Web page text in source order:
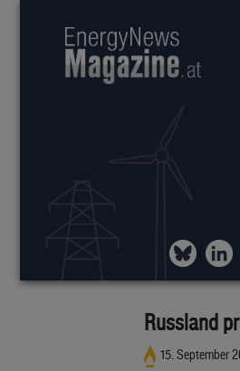
Russland
15. September